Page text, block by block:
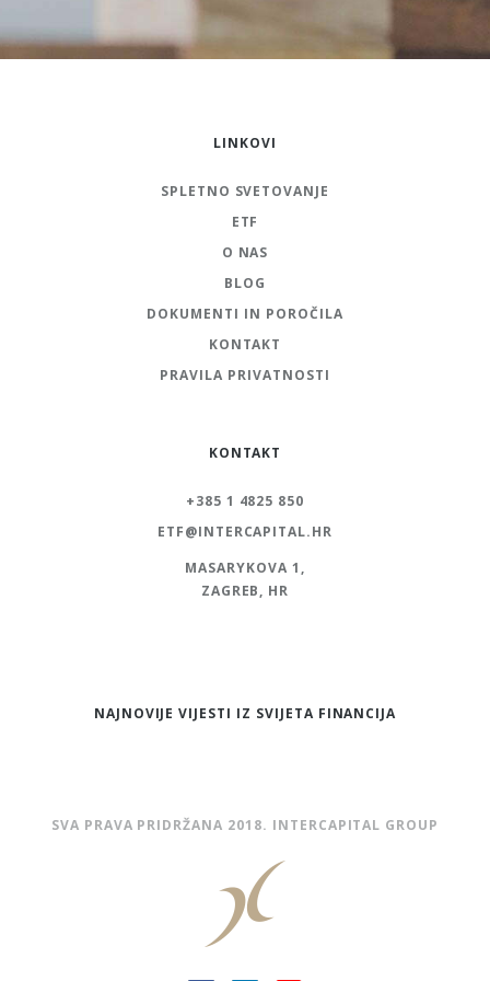
LINKOVI
SPLETNO SVETOVANJE
ETF
O NAS
BLOG
DOKUMENTI IN POROČILA
KONTAKT
PRAVILA PRIVATNOSTI
KONTAKT
+385 1 4825 850
ETF@INTERCAPITAL.HR
MASARYKOVA 1,
ZAGREB, HR
NAJNOVIJE VIJESTI IZ SVIJETA FINANCIJA
SVA PRAVA PRIDRŽANA 2018. INTERCAPITAL GROUP